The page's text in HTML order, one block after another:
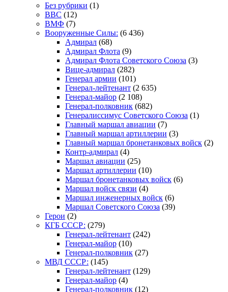
Без рубрики (1)
ВВС (12)
ВМФ (7)
Вооруженные Силы: (6 436)
Адмирал (68)
Адмирал Флота (9)
Адмирал Флота Советского Союза (3)
Вице-адмирал (282)
Генерал армии (101)
Генерал-лейтенант (2 635)
Генерал-майор (2 108)
Генерал-полковник (682)
Генералиссимус Советского Союза (1)
Главный маршал авиации (7)
Главный маршал артиллерии (3)
Главный маршал бронетанковых войск (2)
Контр-адмирал (4)
Маршал авиации (25)
Маршал артиллерии (10)
Маршал бронетанковых войск (6)
Маршал войск связи (4)
Маршал инженерных войск (6)
Маршал Советского Союза (39)
Герои (2)
КГБ СССР: (279)
Генерал-лейтенант (242)
Генерал-майор (10)
Генерал-полковник (27)
МВД СССР: (145)
Генерал-лейтенант (129)
Генерал-майор (4)
Генерал-полковник (12)